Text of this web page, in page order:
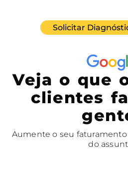
Solicitar
Veja o que
clientes
Aumente o seu
do